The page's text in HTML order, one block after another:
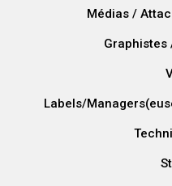
Médias /
Graphistes
Labels/